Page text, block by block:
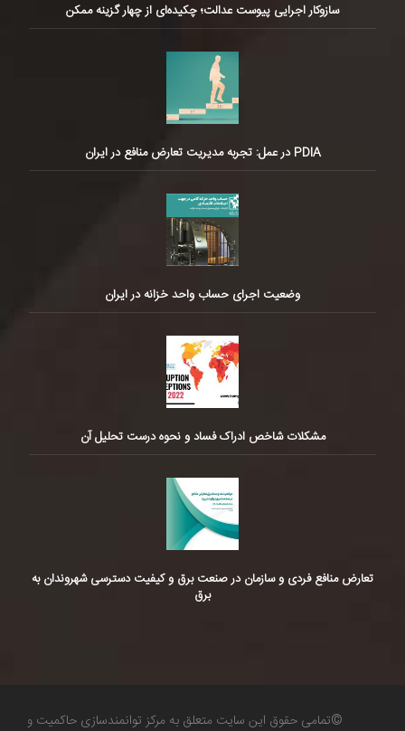
سازوکار اجرایی پیوست عدالت؛ چکیده‌ای از چهار گزینه ممکن
PDIA در عمل: تجربه مدیریت تعارض منافع در ایران
وضعیت اجرای حساب واحد خزانه در ایران
مشکلات شاخص ادراک فساد و نحوه درست تحلیل آن
تعارض منافع فردی و سازمان در صنعت برق و کیفیت دسترسی شهروندان به
برق
©تمامی حقوق این سایت متعلق به مرکز توانمندسازی حاکمیت و